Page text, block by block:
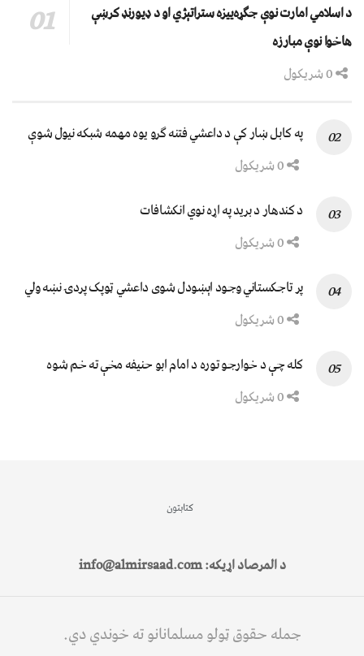
د اسلامي امارت نوې جګړه‌ییزه ستراتېژي او د ډیورنډ کرښې
هاخوا نوې مبارزه
په کابل ښار کې د داعشي فتنه ګرو يوه مهمه شبکه نيول شوې
د کندهار د برید په اړه نوي انکشافات
پر تاجکستاني وجود اېښودل شوی داعشي ټوپک پردۍ نښه ولي
کله چې د خوارجو توره د امام ابو حنیفه مخې ته خم شوه
کتابتون
د المرصاد اړیکه: info@almirsaad.com
جمله حقوق ټولو مسلمانانو ته خوندي دي.